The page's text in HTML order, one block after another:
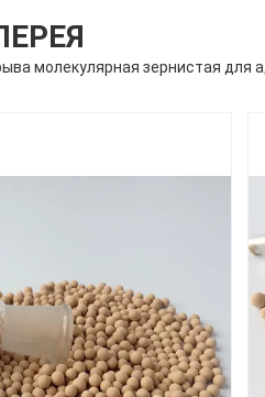
молекулярная зернистая для